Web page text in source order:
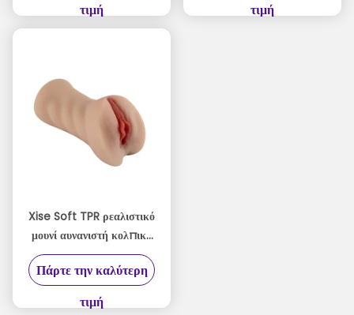
τιμή
τιμή
Xise Soft TPR ρεαλιστικό
μουνί αυνανιστή κολπικό
στροβιλό για άνδρες
Αδιάβροχο σχεδιασμό
Πάρτε την καλύτερη
τιμή